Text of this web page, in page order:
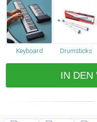
Keyboard Drumsticks
IN DEN